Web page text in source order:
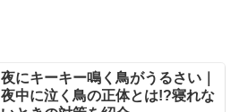
夜にキーキー鳴く鳥がうるさい｜
夜中に泣く鳥の正体とは!?寝れな